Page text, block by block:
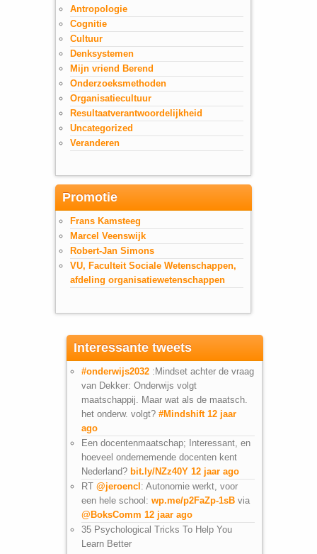
Antropologie
Cognitie
Cultuur
Denksystemen
Mijn vriend Berend
Onderzoeksmethoden
Organisatiecultuur
Resultaatverantwoordelijkheid
Uncategorized
Veranderen
Promotie
Frans Kamsteeg
Marcel Veenswijk
Robert-Jan Simons
VU, Faculteit Sociale Wetenschappen,
afdeling organisatiewetenschappen
Interessante tweets
#onderwijs2032 :Mindset achter de vraag
van Dekker: Onderwijs volgt
maatschappij. Maar wat als de maatsch.
het onderw. volgt? #Mindshift 12 jaar
ago
Een docentenmaatschap; Interessant, en
hoeveel ondernemende docenten kent
Nederland? bit.ly/NZz40Y 12 jaar ago
RT @jeroencl: Autonomie werkt, voor
een hele school: wp.me/p2FaZp-1sB via
@BoksComm 12 jaar ago
35 Psychological Tricks To Help You
Learn Better